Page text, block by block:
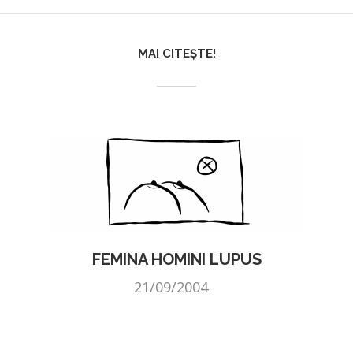
MAI CITEȘTE!
FEMINA HOMINI LUPUS
21/09/2004